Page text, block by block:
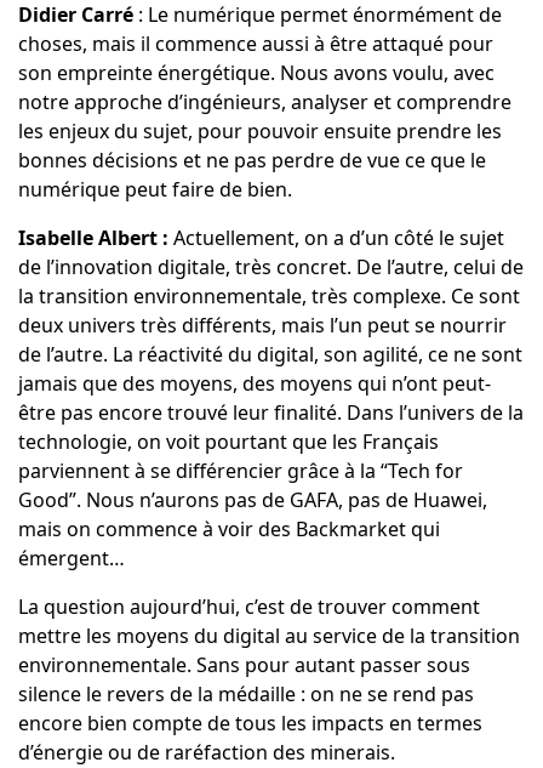
Didier Carré: Le numérique permet énormément de
choses, mais il commence aussi à être attaqué pour
son empreinte énergétique. Nous avons voulu, avec
notre approche d’ingénieurs, analyser et comprendre
les enjeux du sujet, pour pouvoir ensuite prendre les
bonnes décisions et ne pas perdre de vue ce que le
numérique peut faire de bien.
Isabelle Albert : Actuellement, on a d’un côté le sujet
de l’innovation digitale, très concret. De l’autre, celui de
la transition environnementale, très complexe. Ce sont
deux univers très différents, mais l’un peut se nourrir
de l’autre. La réactivité du digital, son agilité, ce ne sont
jamais que des moyens, des moyens qui n’ont peut-
être pas encore trouvé leur finalité. Dans l’univers de la
technologie, on voit pourtant que les Français
parviennent à se différencier grâce à la “Tech for
Good”. Nous n’aurons pas de GAFA, pas de Huawei,
mais on commence à voir des Backmarket qui
émergent…
La question aujourd’hui, c’est de trouver comment
mettre les moyens du digital au service de la transition
environnementale. Sans pour autant passer sous
silence le revers de la médaille : on ne se rend pas
encore bien compte de tous les impacts en termes
d’énergie ou de raréfaction des minerais.